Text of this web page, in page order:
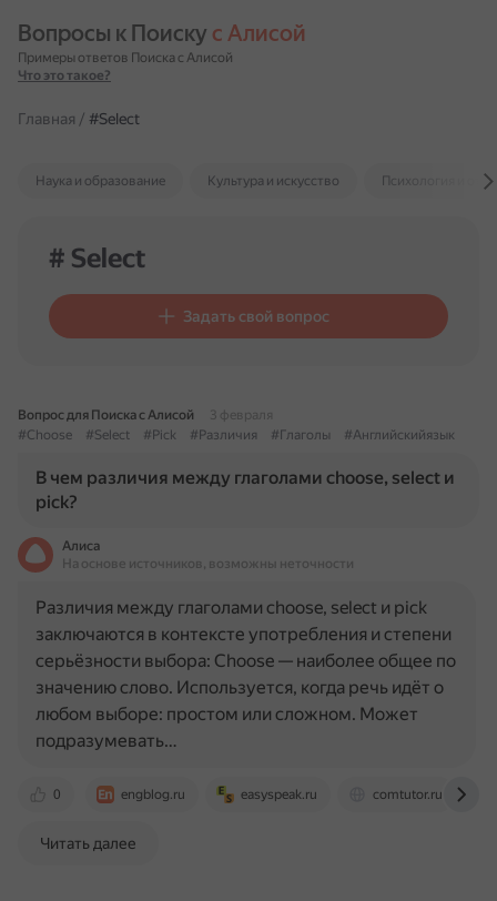
Вопросы к Поиску с Алисой
Примеры ответов Поиска с Алисой
Что это такое?
Главная / #Select
Наука и образование Культура и искусство Психология и
# Select
Задать свой вопрос
Вопрос для Поиска с Алисой
3 февраля
#Choose
#Select #Pick #Различия #Глаголы #Английскийязык
В чем различия между глаголами choose, select и
pick?
Алиса
На основе источников, возможны неточности
0 engblog.ru easyspeak.ru comtutor.ru
Различия между глаголами choose, select и pick
заключаются в контексте употребления и степени
серьёзности выбора: Choose — наиболее общее по
значению слово. Используется, когда речь идёт о
любом выборе: простом или сложном. Может
подразумевать…
Читать далее